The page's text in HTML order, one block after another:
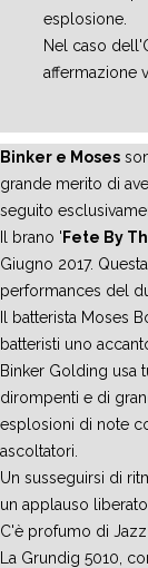
esplosione.
Nel caso
affermazione
Binker e Moses
grande merito di
seguito
Il brano ' Fete By
Giugno 2017.
performances del
Il batterista Moses
batteristi uno
Binker Golding usa
dirompenti e di
esplosioni di note
ascoltatori.
Un susseguirsi di
un applauso
C'è profumo di
La Grundig 5010,